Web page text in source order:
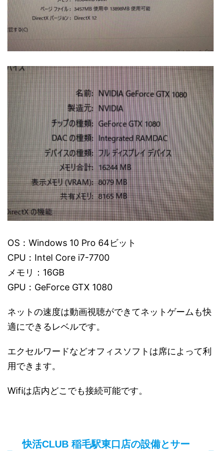
OS：Windows 10 Pro 64ビット
CPU：Intel Core i7-7700
メモリ：16GB
GPU：GeForce GTX 1080
ネットの速度は動画視聴ができてネットゲームも快
適にできるレベルです。
エクセルワードなどオフィスソフトは席によって利
用できます。
Wifiは店内どこでも接続可能です。
快活CLUB 稲毛駅東口店の設備とサー